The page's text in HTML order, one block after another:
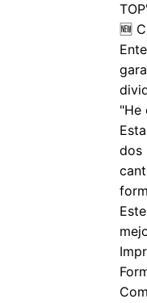
🆕
"He
dos